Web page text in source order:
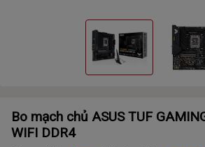
Bo mạch chủ ASUS TUF
WIFI DDR4